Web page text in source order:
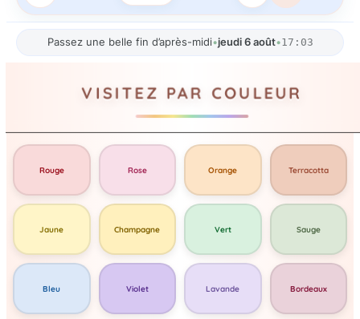
Passez une belle fin d’après-midi•jeudi 6 août•17:03
VISITEZ PAR COULEUR
Rouge Rose Orange Terracotta
Jaune Champagne Vert Sauge
Bleu Violet Lavande Bordeaux